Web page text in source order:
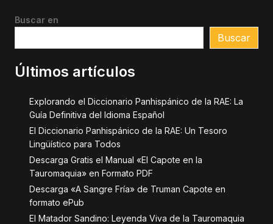
Buscar en
Buscar
Últimos artículos
Explorando el Diccionario Panhispánico de la RAE: La
Guía Definitiva del Idioma Español
El Diccionario Panhispánico de la RAE: Un Tesoro
Lingüístico para Todos
Descarga Gratis el Manual «El Capote en la
Tauromaquia» en Formato PDF
Descarga «A Sangre Fría» de Truman Capote en
formato ePub
El Matador Sandino: Leyenda Viva de la Tauromaquia